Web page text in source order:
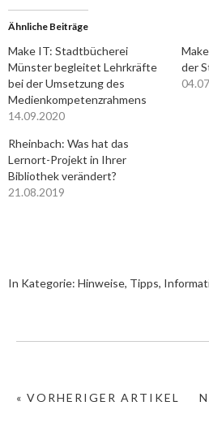
Ähnliche Beiträge
Make IT: Stadtbücherei
Münster begleitet Lehrkräfte
bei der Umsetzung des
Medienkompetenzrahmens
14.09.2020
der
Rheinbach: Was hat das
Lernort-Projekt in Ihrer
Bibliothek verändert?
21.08.2019
In Kategorie: Hinweise, Tipps,
« VORHERIGER ARTIKEL